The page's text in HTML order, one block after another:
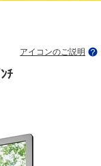
アイコンのご説明
ﾁ